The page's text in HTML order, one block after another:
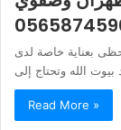
بعناية خاصة لدى
Read More »